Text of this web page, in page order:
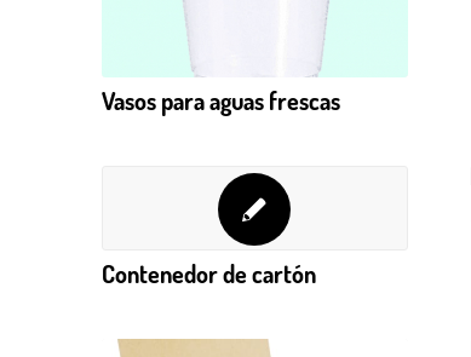
Vasos para aguas frescas
Contenedor de cartón